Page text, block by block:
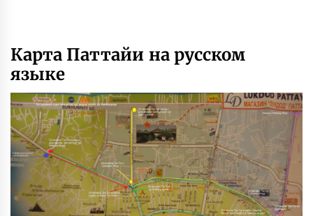
Карта Паттайи на русском
языке